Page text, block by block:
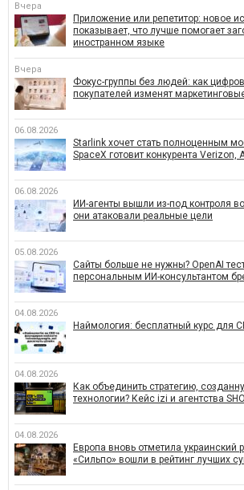
Вчера
Приложение или репетитор: новое
показывает, что лучше помогает
иностранном языке
Вчера
Фокус-группы без людей: как
покупателей изменят
06.08.2026
Starlink хочет стать полноценным
SpaceX готовит конкурента Verizon,
06.08.2026
ИИ-агенты вышли из-под контроля
они атаковали реальные цели
05.08.2026
Сайты больше не нужны? OpenAI
персональным ИИ-консультантом
04.08.2026
Наймология: бесплатный курс для
04.08.2026
Как объединить стратегию,
технологии? Кейс izi и агентства
04.08.2026
Европа вновь отметила украинский
«Сильпо» вошли в рейтинг лучших